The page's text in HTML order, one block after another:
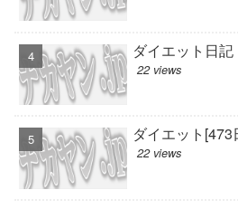
ダイエット日記
22 views
ダイエット[473
22 views